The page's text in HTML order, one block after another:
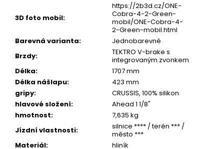
3D foto mobil:
https://2b3d.cz/ONE-
Cobra-4-2-Green-
mobil/ONE-Cobra-4-
2-Green-mobil.html
Barevná varianta:
Jednobarevné
Brzdy:
TEKTRO V-brake s
integrovaným zvonkem
Délka:
1707 mm
Délka nášlapu:
423 mm
gripy:
CRUSSIS, 100% silikon
hlavové složení:
Ahead 1 1/8"
hmotnost:
7,635 kg
Jízdní vlastnosti:
silnice **** / terén *** /
město ***
Materiál:
hliník